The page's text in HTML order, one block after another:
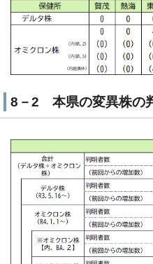
8－2 本県の変異株の